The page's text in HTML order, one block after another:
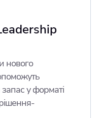
нового
у форматі